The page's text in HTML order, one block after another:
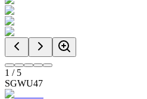
1 / 5
SGWU47